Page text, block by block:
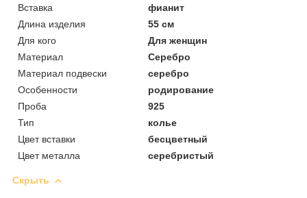
Вставка
фианит
Длина изделия
55 см
Для кого
Для женщин
Материал
Серебро
Материал подвески
серебро
Особенности
родирование
Проба
925
Тип
колье
Цвет вставки
бесцветный
Цвет металла
серебристый
Скрыть